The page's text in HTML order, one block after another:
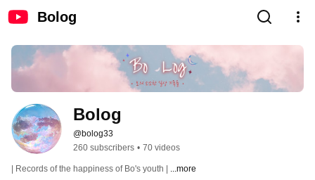
Bolog
Bolog
@bolog33
260 subscribers • 70 videos
| Records of the happiness of Bo's youth | ...more